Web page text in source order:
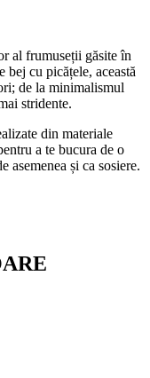
al frumuseții găsite în
bej cu picățele, această
de la minimalismul
stridente.
din materiale
a te bucura de o
asemenea și ca sosiere.